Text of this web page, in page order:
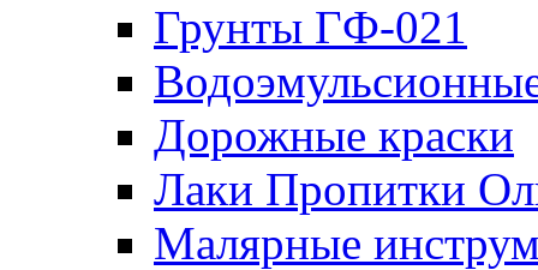
Грунты ГФ-021
Дорожные краски
Лаки Пропитки
Малярные